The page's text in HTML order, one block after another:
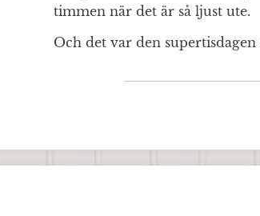
timmen när det är så ljust ute.
Och det var den supertisdagen